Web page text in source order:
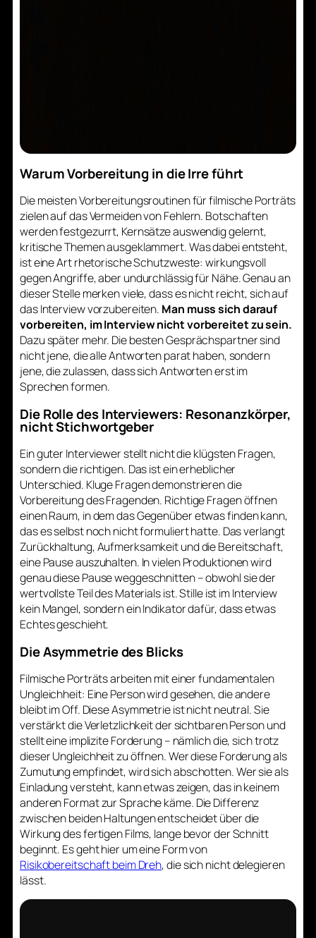
Warum Vorbereitung in die Irre führt
Die meisten Vorbereitungsroutinen für filmische Porträts
zielen auf das Vermeiden von Fehlern. Botschaften
werden festgezurrt, Kernsätze auswendig gelernt,
kritische Themen ausgeklammert. Was dabei entsteht,
ist eine Art rhetorische Schutzweste: wirkungsvoll
gegen Angriffe, aber undurchlässig für Nähe. Genau an
dieser Stelle merken viele, dass es nicht reicht, sich auf
das Interview vorzubereiten. Man muss sich darauf
vorbereiten, im Interviewnicht vorbereitetzu sein.
Dazu später mehr. Die besten Gesprächspartner sind
nicht jene, die alle Antworten parat haben, sondern
jene, die zulassen, dass sich Antworten erst im
Sprechen formen.
Die Rolle des Interviewers: Resonanzkörper,
nicht Stichwortgeber
Ein guter Interviewer stellt nicht die klügsten Fragen,
sondern die richtigen. Das ist ein erheblicher
Unterschied. Kluge Fragen demonstrieren die
Vorbereitung des Fragenden. Richtige Fragen öffnen
einen Raum, in dem das Gegenüber etwas finden kann,
das es selbst noch nicht formuliert hatte. Das verlangt
Zurückhaltung, Aufmerksamkeit und die Bereitschaft,
eine Pause auszuhalten. In vielen Produktionen wird
genau diese Pause weggeschnitten – obwohl sie der
wertvollste Teil des Materials ist. Stille ist im Interview
kein Mangel, sondern ein Indikator dafür, dass etwas
Echtes geschieht.
Die Asymmetrie des Blicks
Filmische Porträts arbeiten mit einer fundamentalen
Ungleichheit: Eine Person wird gesehen, die andere
bleibt im Off. Diese Asymmetrie ist nicht neutral. Sie
verstärkt die Verletzlichkeit der sichtbaren Person und
stellt eine implizite Forderung – nämlich die, sich trotz
dieser Ungleichheit zu öffnen. Wer diese Forderung als
Zumutung empfindet, wird sich abschotten. Wer sie als
Einladung versteht, kann etwas zeigen, das in keinem
anderen Format zur Sprache käme. Die Differenz
zwischen beiden Haltungen entscheidet über die
Wirkung des fertigen Films, lange bevor der Schnitt
beginnt. Es geht hier um eine Form von
Risikobereitschaft beim Dreh, die sich nicht delegieren
lässt.